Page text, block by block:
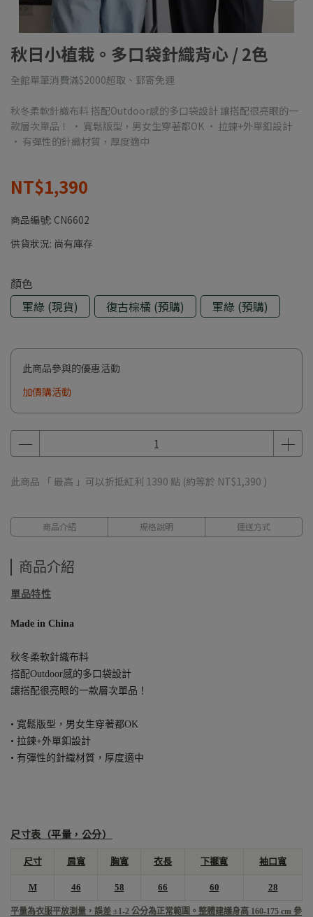
秋日小植栽。多口袋針織背心 / 2色
全館單筆消費滿$2000超取、郵寄免運
秋冬柔軟針織布料 搭配Outdoor感的多口袋設計 讓搭配很亮眼的一
款層次單品！ • 寬鬆版型，男女生穿著都OK • 拉鍊+外單釦設計
• 有彈性的針織材質，厚度適中
NT$1,390
商品編號: CN6602
供貨狀況: 尚有庫存
顏色
軍綠 (現貨)
復古棕橘 (預購) 軍綠 (預購)
此商品參與的優惠活動
加價購活動
此商品 「 最高 」可以折抵紅利 1390 點 (約等於 NT$1,390 )
商品介紹 規格說明 運送方式
商品介紹
單品特性
Made in China
秋冬柔軟針織布料
搭配Outdoor感的多口袋設計
讓搭配很亮眼的一款層次單品！
• 寬鬆版型，男女生穿著都OK
• 拉鍊+外單釦設計
• 有彈性的針織材質，厚度適中
尺寸表（平量，公分）
尺寸 肩寬 胸寬 衣長 下襬寬 袖口寬
M 46 58 66 60 28
平量為衣服平放測量，誤差 ±1-2 公分為正常範圍。整體建議身高 160-175 cm 參